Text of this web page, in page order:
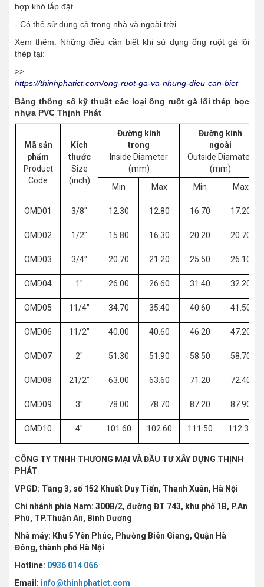
hợp khó lắp đặt
- Có thể sử dụng cả trong nhà và ngoài trời
Xem thêm: Những điều cần biết khi sử dụng ống ruột gà lõi
thép tại:
>>
https://thinhphatict.com/ong-ruot-ga-va-nhung-dieu-can-biet
Bảng thông số kỹ thuật các loại ống ruột gà lõi thép bọc
nhựa PVC Thịnh Phát
Mã sản
phẩm
Product
Code
Kích
thước
Size
(inch)
Đường kính
trong
Inside Diameter
(mm)
Đường kính
ngoài
Outside Diamater
(mm)
Min
Max Min Max
OMD01 3/8" 12.30 12.80 16.70 17.20
OMD02 1/2" 15.80 16.30 20.20 20.70
OMD03 3/4" 20.70 21.20 25.50 26.10
OMD04 1" 26.00 26.60 31.40 32.20
OMD05 11/4" 34.70 35.40 40.60 41.50
OMD06 11/2" 40.00 40.60 46.20 47.20
OMD07 2" 51.30 51.90 58.50 58.70
OMD08 21/2" 63.00 63.60 71.20 72.40
OMD09 3" 78.00 78.70 87.20 87.90
OMD10 4" 101.60 102.60 111.50 112.30
CÔNG TY TNHH THƯƠNG MẠI VÀ ĐẦU TƯ XÂY DỰNG THỊNH
PHÁT
VPGD: Tầng 3, số 152 Khuất Duy Tiến, Thanh Xuân, Hà Nội
Chi nhánh phía Nam: 300B/2, đường ĐT 743, khu phố 1B, P.An
Phú, TP.Thuận An, Bình Dương
Nhà máy: Khu 5 Yên Phúc, Phường Biên Giang, Quận Hà
Đông, thành phố Hà Nội
Hotline: 0936 014 066
Email: info@thinhphatict.com